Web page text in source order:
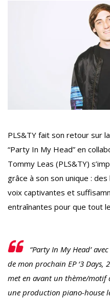
PLS&TY fait son retour sur
“Party In My Head” en
Tommy Leas (PLS&TY)
grâce à son son unique :
voix captivantes et
entraînantes pour que tout
“Party In My Head’
de mon prochain EP ‘3
met en avant un thème/motif
une production piano-house